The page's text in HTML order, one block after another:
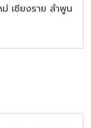
เชียงราย ลำพูน